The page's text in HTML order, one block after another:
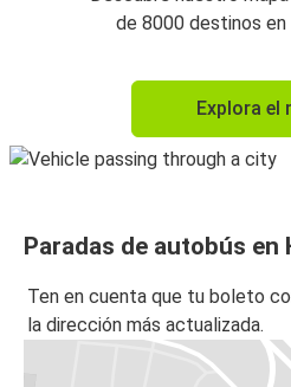
de 8000 destinos
Explora el
Paradas de autobús en
Ten en cuenta que tu boleto
la dirección más actualizada.